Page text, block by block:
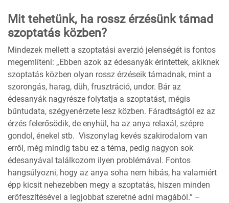
Mit tehetünk, ha rossz érzésünk támad
szoptatás közben?
Mindezek mellett a szoptatási averzió jelenségét is fontos
megemlíteni: „Ebben azok az édesanyák érintettek, akiknek
szoptatás közben olyan rossz érzéseik támadnak, mint a
szorongás, harag, düh, frusztráció, undor. Bár az
édesanyák nagyrésze folytatja a szoptatást, mégis
bűntudata, szégyenérzete lesz közben. Fáradtságtól ez az
érzés felerősödik, de enyhül, ha az anya relaxál, szépre
gondol, énekel stb. Viszonylag kevés szakirodalom van
erről, még mindig tabu ez a téma, pedig nagyon sok
édesanyával találkozom ilyen problémával. Fontos
hangsúlyozni, hogy az anya soha nem hibás, ha valamiért
épp kicsit nehezebben megy a szoptatás, hiszen minden
erőfeszítésével a legjobbat szeretné adni magából.” –